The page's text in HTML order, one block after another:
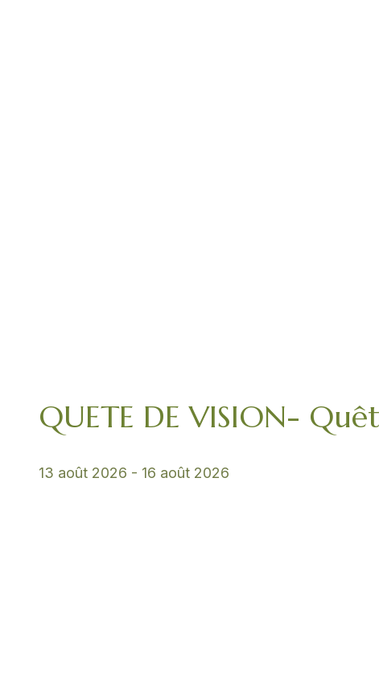
QUETE DE VISION-
13 août 2026 - 16 août 2026